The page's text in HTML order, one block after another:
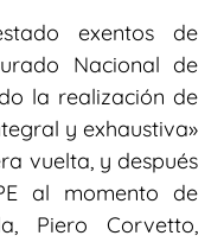
exentos de
Nacional de
la realización de
y exhaustiva»
vuelta, y después
al momento de
Piero Corvetto,